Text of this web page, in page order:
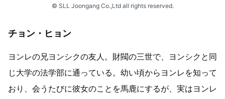
© SLL Joongang Co.,Ltd all rights reserved.
チョン・ヒョン
ヨンレの兄ヨンシクの友人。財閥の三世で、ヨンシクと同
じ大学の法学部に通っている。幼い頃からヨンレを知って
おり、会うたびに彼女のことを馬鹿にするが、実はヨンレ